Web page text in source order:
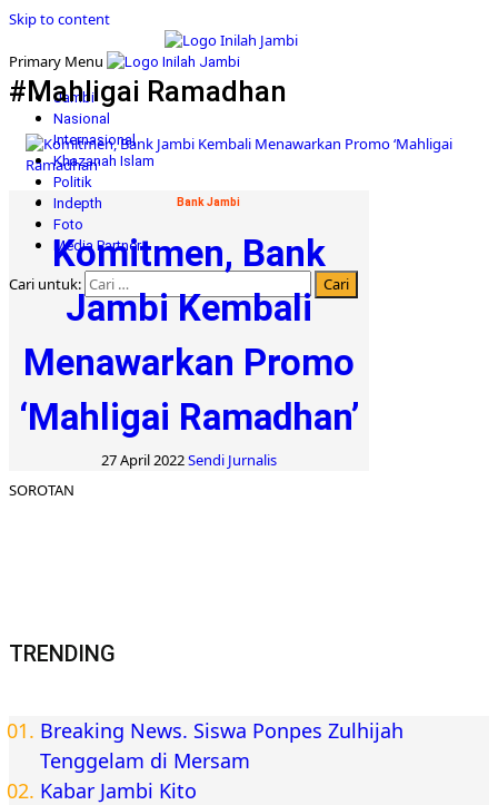
Skip to content
Primary Menu
Jambi
Nasional
Internasional
Khazanah Islam
Politik
Indepth
Foto
Media Partner
Cari untuk:
#Mahligai Ramadhan
Bank Jambi
Komitmen, Bank
Jambi Kembali
Menawarkan Promo
‘Mahligai Ramadhan’
27 April 2022Sendi Jurnalis
SOROTAN
TRENDING
Breaking News. Siswa Ponpes Zulhijah
Tenggelam di Mersam
Kabar Jambi Kito